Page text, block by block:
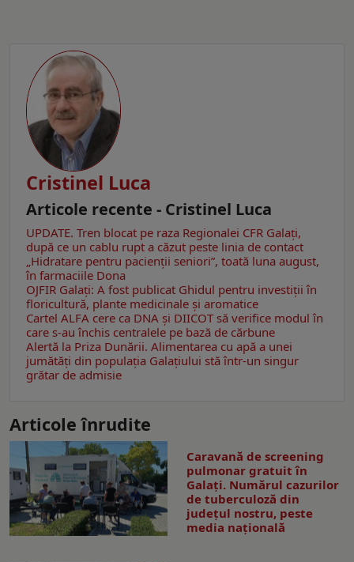
Cristinel Luca
Articole recente - Cristinel Luca
UPDATE. Tren blocat pe raza Regionalei CFR Galați,
după ce un cablu rupt a căzut peste linia de contact
„Hidratare pentru pacienții seniori”, toată luna august,
în farmaciile Dona
OJFIR Galați: A fost publicat Ghidul pentru investiții în
floricultură, plante medicinale și aromatice
Cartel ALFA cere ca DNA și DIICOT să verifice modul în
care s-au închis centralele pe bază de cărbune
Alertă la Priza Dunării. Alimentarea cu apă a unei
jumătăţi din populaţia Galațiului stă într-un singur
grătar de admisie
Articole înrudite
Caravană de screening
pulmonar gratuit în
Galați. Numărul cazurilor
de tuberculoză din
județul nostru, peste
media națională